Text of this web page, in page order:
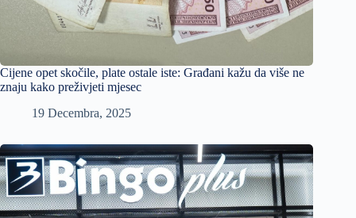
Cijene opet skočile, plate ostale iste: Građani kažu da više ne
znaju kako preživjeti mjesec
19 Decembra, 2025